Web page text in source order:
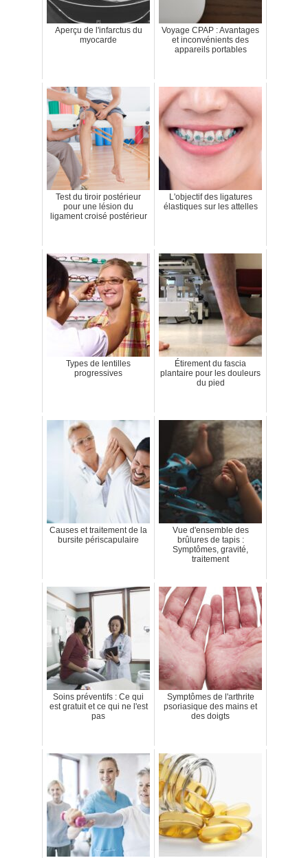
Aperçu de l'infarctus du
myocarde
Voyage CPAP : Avantages
et inconvénients des
appareils portables
Test du tiroir postérieur
pour une lésion du
ligament croisé postérieur
L'objectif des ligatures
élastiques sur les attelles
Types de lentilles
progressives
Étirement du fascia
plantaire pour les douleurs
du pied
Causes et traitement de la
bursite périscapulaire
Vue d'ensemble des
brûlures de tapis :
Symptômes, gravité,
traitement
Soins préventifs : Ce qui
est gratuit et ce qui ne l'est
pas
Symptômes de l'arthrite
psoriasique des mains et
des doigts